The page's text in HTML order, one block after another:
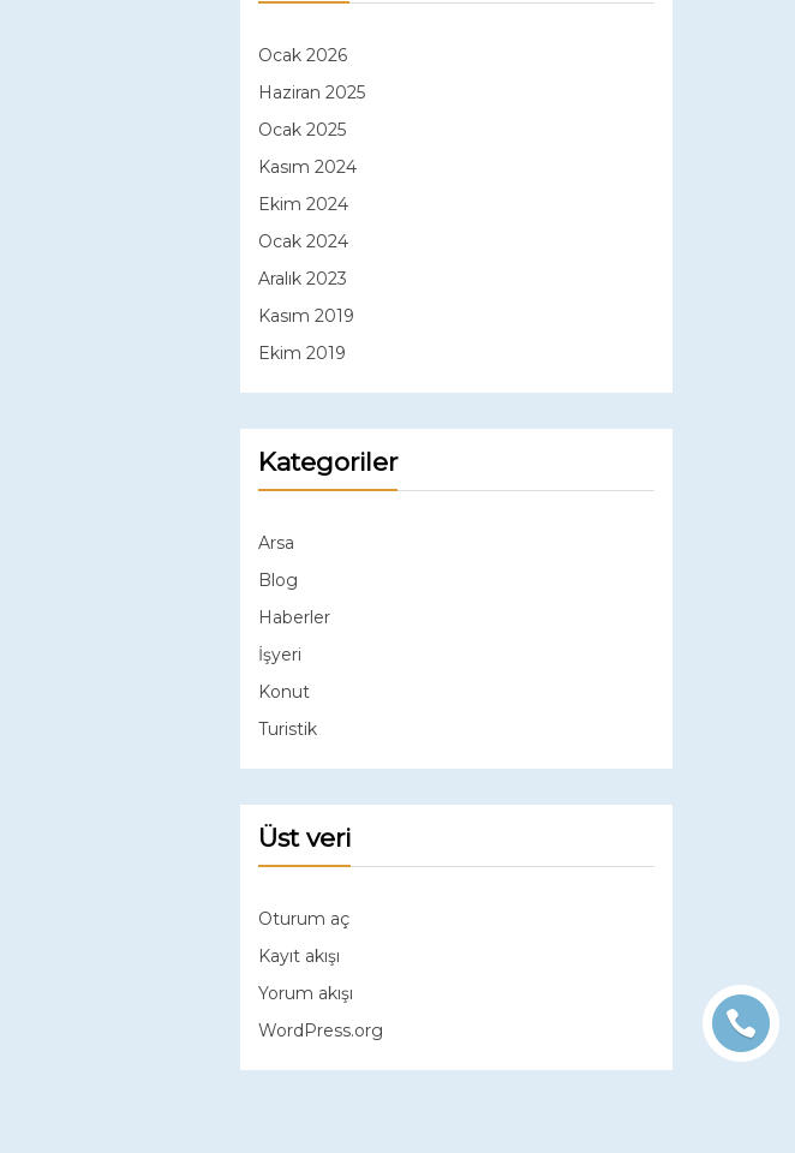
Ocak 2026
Haziran 2025
Ocak 2025
Kasım 2024
Ekim 2024
Ocak 2024
Aralık 2023
Kasım 2019
Ekim 2019
Kategoriler
Arsa
Blog
Haberler
İşyeri
Konut
Turistik
Üst veri
Oturum aç
Kayıt akışı
Yorum akışı
WordPress.org